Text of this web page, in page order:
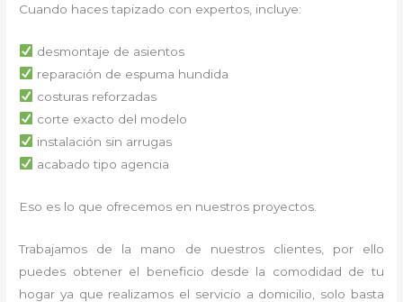
Cuando haces tapizado con expertos, incluye:
desmontaje de asientos
reparación de espuma hundida
costuras reforzadas
corte exacto del modelo
instalación sin arrugas
acabado tipo agencia
Eso es lo que ofrecemos en nuestros proyectos.
Trabajamos de la mano de nuestros clientes, por ello
puedes obtener el beneficio desde la comodidad de tu
hogar ya que realizamos el servicio a domicilio, solo basta